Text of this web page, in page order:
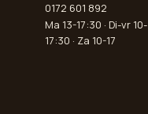
0172 601 892
Ma 13-17:30 · Di-vr 10-
17:30 · Za 10-17